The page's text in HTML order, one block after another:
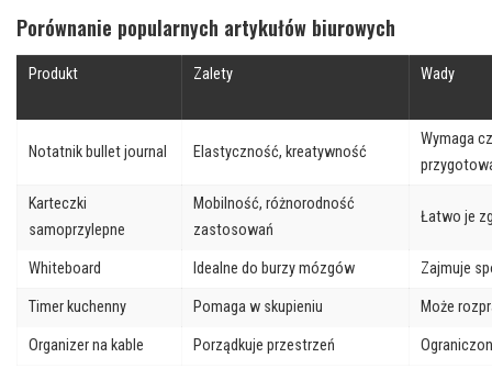
Porównanie popularnych artykułów biurowych
Produkt Zalety Wady
Notatnik bullet journal Elastyczność, kreatywność
Wymaga
Karteczki
samoprzylepne
Mobilność, różnorodność
zastosowań
Łatwo je
Whiteboard Idealne do burzy mózgów Zajmuje
Timer kuchenny Pomaga w skupieniu Może
Organizer na kable Porządkuje przestrzeń